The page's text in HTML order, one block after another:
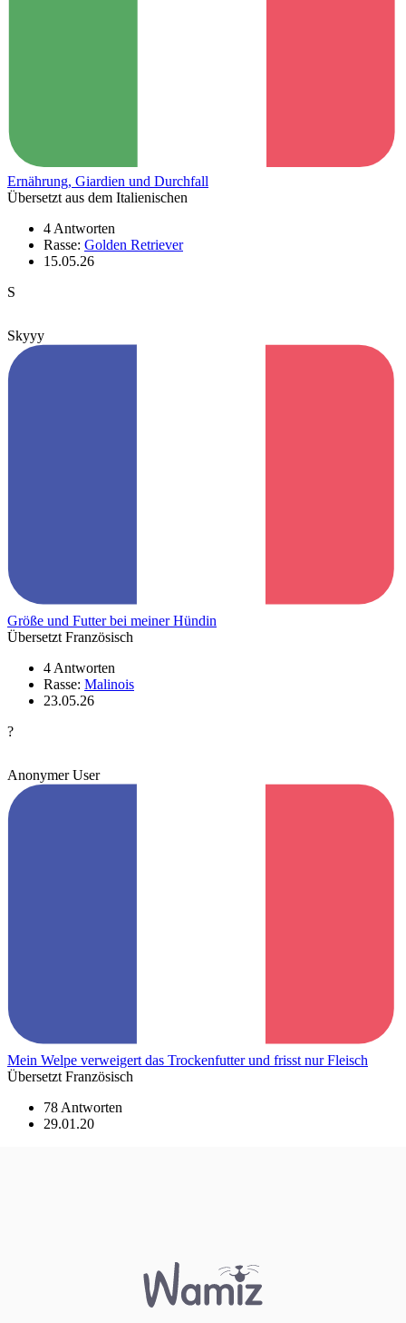
Ernährung, Giardien und Durchfall
Übersetzt aus dem Italienischen
4 Antworten
Rasse: Golden Retriever
15.05.26
S
Skyyy
Größe und Futter bei meiner Hündin
Übersetzt Französisch
4 Antworten
Rasse: Malinois
23.05.26
?
Anonymer User
Mein Welpe verweigert das Trockenfutter und frisst nur Fleisch
Übersetzt Französisch
78 Antworten
29.01.20